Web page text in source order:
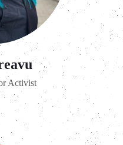
Activist